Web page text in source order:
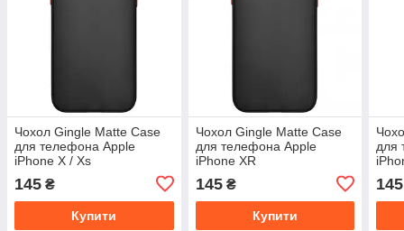
Чохол Gingle Matte Case
для телефона Apple
iPhone X / Xs
145 ₴
Купити
Чохол Gingle Matte Case
для телефона Apple
iPhone XR
145₴
Купити
для
145